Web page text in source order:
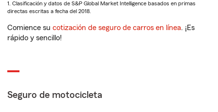
1. Clasificación y datos de S&P Global Market Intelligence basados en primas
directas escritas a fecha del 2018.
Comience su cotización de seguro de carros en línea. ¡Es
rápido y sencillo!
Seguro de motocicleta